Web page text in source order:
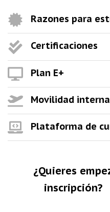
Razones para
Certificaciones
Plan E+
Movilidad
Plataforma de
¿Quieres
inscripción?